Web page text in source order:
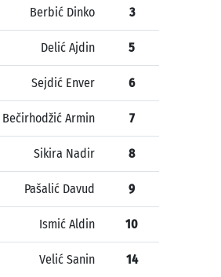
Berbić Dinko 3
Delić Ajdin 5
Sejdić Enver 6
Bečirhodžić Armin 7
Sikira Nadir 8
Pašalić Davud 9
Ismić Aldin 10
Velić Sanin 14